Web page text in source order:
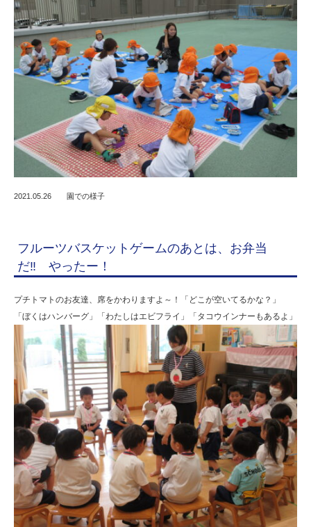
2021.05.26 園での様子
フルーツバスケットゲームのあとは、お弁当
だ‼ やったー！
プチトマトのお友達、席をかわりますよ～！「どこが空いてるかな？」
「ぼくはハンバーグ」「わたしはエビフライ」「タコウインナーもあるよ」